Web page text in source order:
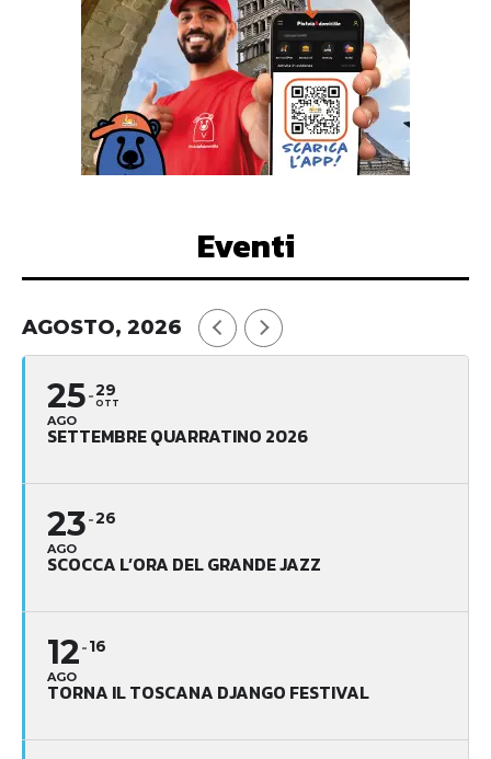
Eventi
AGOSTO, 2026
25
AGO
29
OTT
SETTEMBRE QUARRATINO 2026
23
AGO
26
SCOCCA L’ORA DEL GRANDE JAZZ
12
AGO
16
TORNA IL TOSCANA DJANGO FESTIVAL